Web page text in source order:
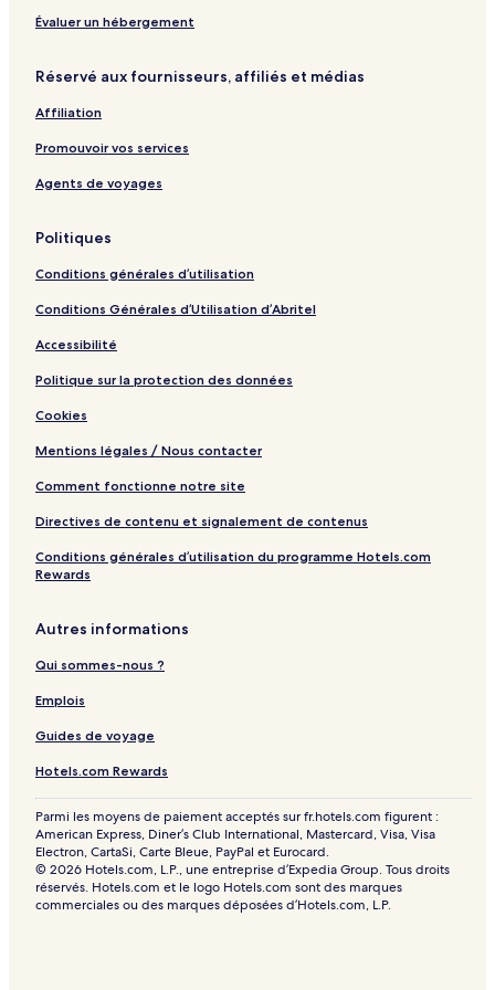
t
u
C
l
a
s
Évaluer un hébergement
Réservé aux fournisseurs, affiliés et médias
Affiliation
Promouvoir vos services
Agents de voyages
Politiques
Conditions générales d’utilisation
Conditions Générales d’Utilisation d’Abritel
Accessibilité
Politique sur la protection des données
Cookies
Mentions légales / Nous contacter
Comment fonctionne notre site
Directives de contenu et signalement de contenus
Conditions générales d’utilisation du programme Hotels.com
Rewards
Autres informations
Qui sommes-nous ?
Emplois
Guides de voyage
Hotels.com Rewards
Parmi les moyens de paiement acceptés sur fr.hotels.com figurent :
American Express, Diner’s Club International, Mastercard, Visa, Visa
Electron, CartaSi, Carte Bleue, PayPal et Eurocard.
© 2026 Hotels.com, L.P., une entreprise d’Expedia Group. Tous droits
réservés. Hotels.com et le logo Hotels.com sont des marques
commerciales ou des marques déposées d’Hotels.com, L.P.